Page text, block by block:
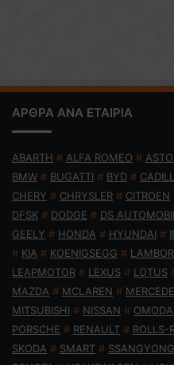
ΑΡΘΡΑ ΑΝΑ ΕΤΑΙΡΙΑ
ABARTH # ALFA ROMEO #
BMW # BUGATTI # BYD #
CHERY # CHRYSLER # CITROEN
DFSK # DODGE # DS
GEELY # HONDA # HYUNDAI #
# KIA # KOENIGSEGG #
LEAPMOTOR # LEXUS # LOTUS
MAZDA # MCLAREN #
MITSUBISHI # NISSAN #
PORSCHE # RENAULT # ROLLS-
SKODA # SMART # SSANGYONG